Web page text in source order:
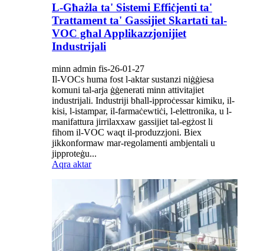
L-Għażla ta' Sistemi Effiċjenti ta'
Trattament ta' Gassijiet Skartati tal-
VOC għal Applikazzjonijiet
Industrijali
minn admin fis-26-01-27
Il-VOCs huma fost l-aktar sustanzi niġġiesa
komuni tal-arja ġġenerati minn attivitajiet
industrijali. Industriji bħall-ipproċessar kimiku, il-
kisi, l-istampar, il-farmaċewtiċi, l-elettronika, u l-
manifattura jirrilaxxaw gassijiet tal-egżost li
fihom il-VOC waqt il-produzzjoni. Biex
jikkonformaw mar-regolamenti ambjentali u
jipproteġu...
Aqra aktar